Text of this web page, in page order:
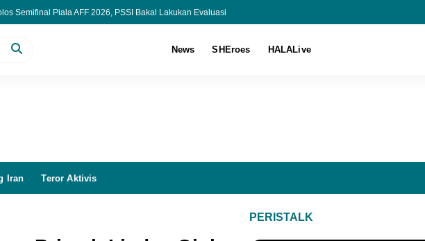
Semifinal Piala AFF 2026, PSSI Bakal Lakukan Evaluasi
Bapenda DKI, Api Lahap Lantai 11-16
News SHEroes HALALive
Iran Teror Aktivis
PERISTALK